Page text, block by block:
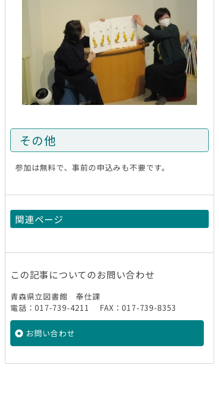
その他
参加は無料で、事前の申込みも不要です。
関連ページ
この記事についてのお問い合わせ
青森県立図書館 奉仕課
電話：017-739-4211 FAX：017-739-8353
お問い合わせ